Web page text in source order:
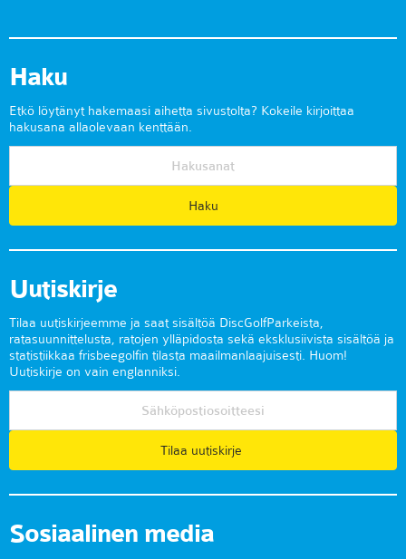
Haku
Etkö löytänyt hakemaasi aihetta sivustolta? Kokeile kirjoittaa
hakusana allaolevaan kenttään.
Uutiskirje
Tilaa uutiskirjeemme ja saat sisältöä DiscGolfParkeista,
ratasuunnittelusta, ratojen ylläpidosta sekä eksklusiivista sisältöä ja
statistiikkaa frisbeegolfin tilasta maailmanlaajuisesti. Huom!
Uutiskirje on vain englanniksi.
Tilaa uutiskirje
Sosiaalinen media